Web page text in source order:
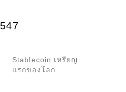
547
Stablecoin เหรียญ
แรกของโลก